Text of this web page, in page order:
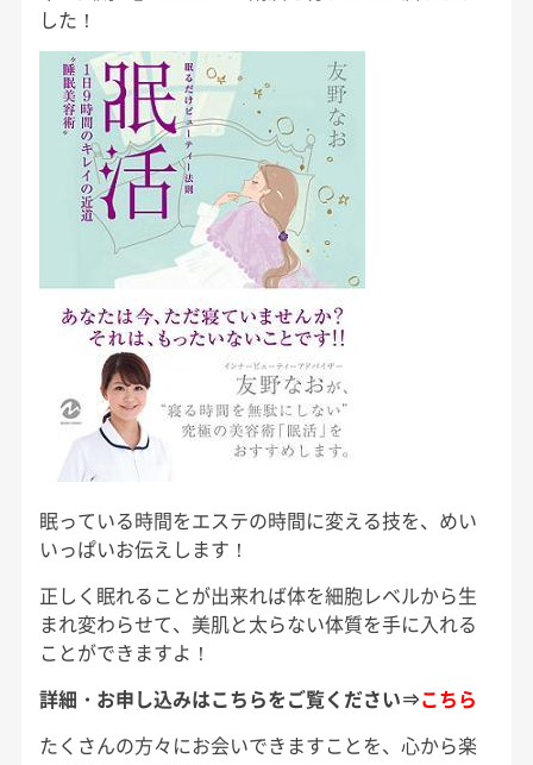
した！
眠っている時間をエステの時間に変える技を、めい
いっぱいお伝えします！
正しく眠れることが出来れば体を細胞レベルから生
まれ変わらせて、美肌と太らない体質を手に入れる
ことができますよ！
詳細・お申し込みはこちらをご覧ください⇒こちら
たくさんの方々にお会いできますことを、心から楽